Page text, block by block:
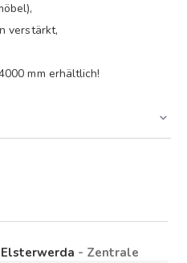
verstärkt,
mm erhältlich!
Elsterwerda - Zentrale